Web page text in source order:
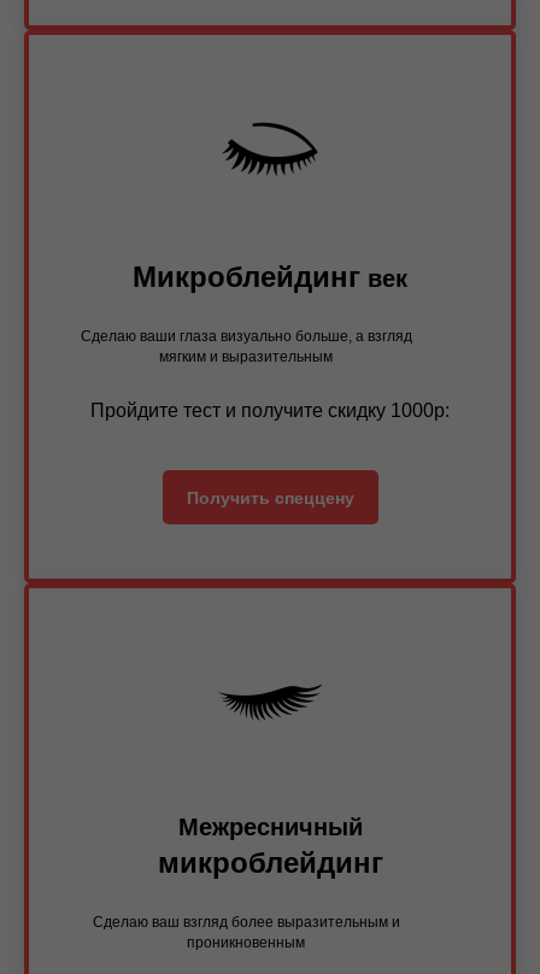
Микроблейдинг век
Сделаю ваши глаза визуально больше, а взгляд
мягким и выразительным
Пройдите тест и получите скидку 1000р:
Получить спеццену
Межресничный
микроблейдинг
Сделаю ваш взгляд более выразительным и
проникновенным